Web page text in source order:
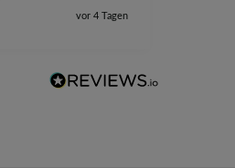
ist jetzt vorbei,
vor 4 Tagen